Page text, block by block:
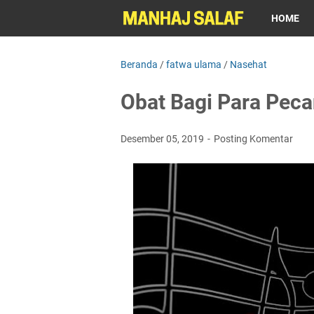
HOME
Beranda /fatwa ulama / Nasehat
Obat Bagi Para
Desember 05, 2019 Posting Komentar